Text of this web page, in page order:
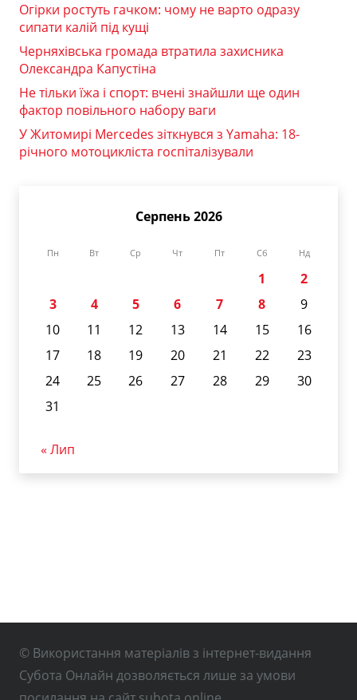
Огірки ростуть гачком: чому не варто одразу
сипати калій під кущі
Черняхівська громада втратила захисника
Олександра Капустіна
Не тільки їжа і спорт: вчені знайшли ще один
фактор повільного набору ваги
У Житомирі Mercedes зіткнувся з Yamaha: 18-
річного мотоцикліста госпіталізували
Серпень 2026
Пн Вт Ср Чт Пт Сб Нд
1
2
3
4 5 6 7 8
9
10
11 12 13 14 15
16
17
18 19 20 21 22
23
24
25 26 27 28 29
30
31
« Лип
© Використання матеріалів з інтернет-видання
Субота Онлайн дозволяється лише за умови